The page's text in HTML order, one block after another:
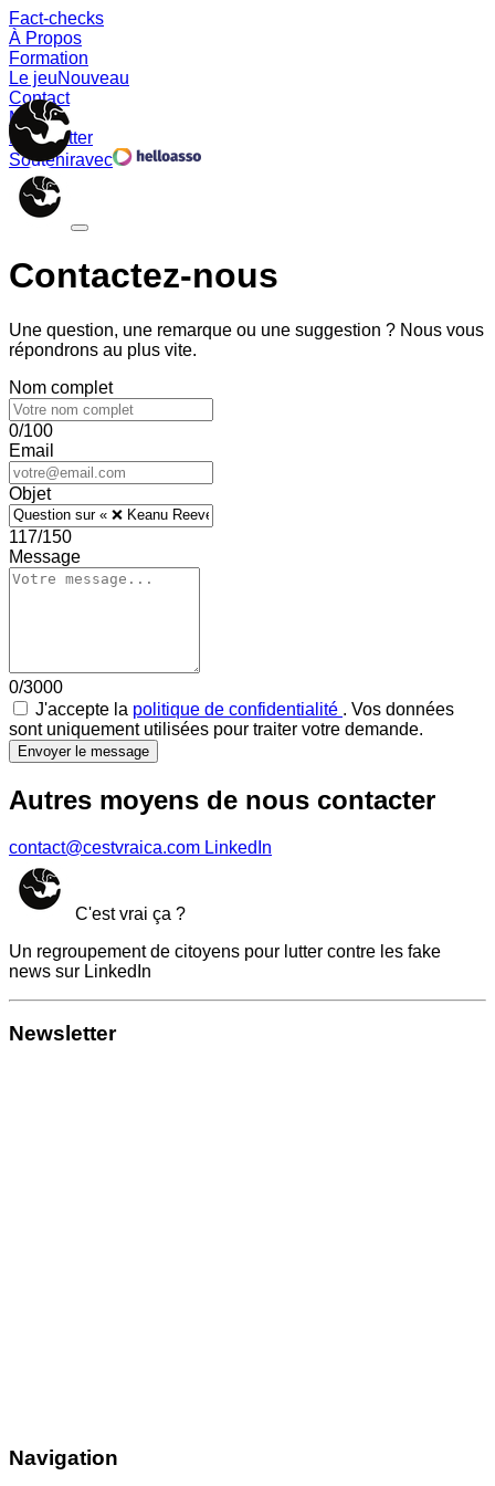
Fact-checks
À Propos
Formation
Le jeuNouveau
Contact
Memes
Newsletter
Souteniravec
Contactez-nous
Une question, une remarque ou une suggestion ? Nous vous
répondrons au plus vite.
Nom complet
0/100
Email
Objet
117/150
Message
0/3000
J'accepte la politique de confidentialité . Vos données
sont uniquement utilisées pour traiter votre demande.
Envoyer le message
Autres moyens de nous contacter
contact@cestvraica.com LinkedIn
C'est vrai ça ?
Un regroupement de citoyens pour lutter contre les fake
news sur LinkedIn
Newsletter
Navigation